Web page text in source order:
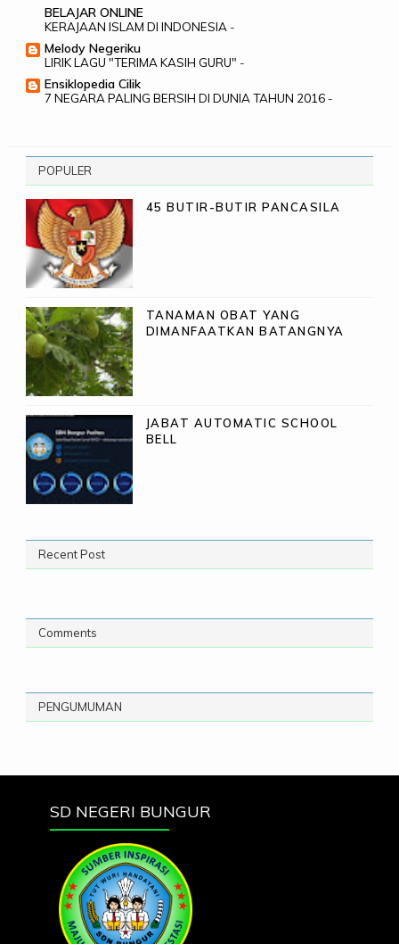
BELAJAR ONLINE
KERAJAAN ISLAM DI INDONESIA -
Melody Negeriku
LIRIK LAGU "TERIMA KASIH GURU" -
Ensiklopedia Cilik
7 NEGARA PALING BERSIH DI DUNIA TAHUN 2016 -
POPULER
45 BUTIR-BUTIR PANCASILA
TANAMAN OBAT YANG
DIMANFAATKAN BATANGNYA
JABAT AUTOMATIC SCHOOL
BELL
Recent Post
Comments
PENGUMUMAN
SD NEGERI BUNGUR